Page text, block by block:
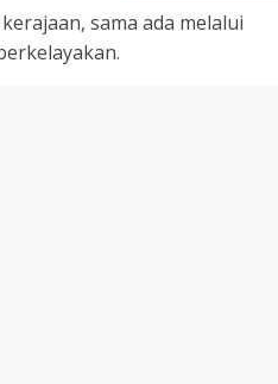
sama ada melalui